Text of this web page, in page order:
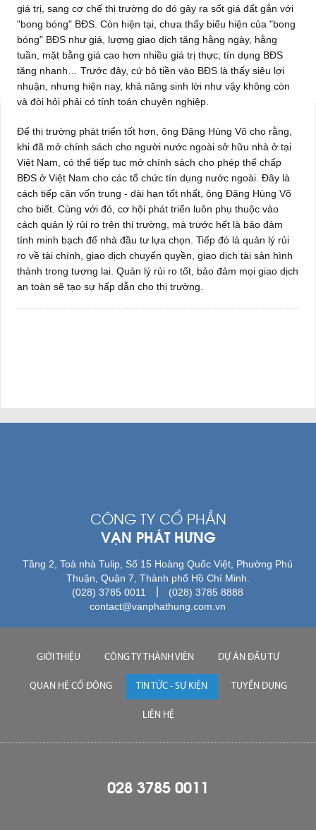
giá trị, sang cơ chế thị trường do đó gây ra sốt giá đất gắn với
"bong bóng" BĐS. Còn hiện tại, chưa thấy biểu hiện của "bong
bóng" BĐS như giá, lượng giao dịch tăng hằng ngày, hằng
tuần, mặt bằng giá cao hơn nhiều giá trị thực; tín dụng BĐS
tăng nhanh… Trước đây, cứ bỏ tiền vào BĐS là thấy siêu lợi
nhuận, nhưng hiện nay, khả năng sinh lời như vậy không còn
và đòi hỏi phải có tính toán chuyên nghiệp.
Để thị trường phát triển tốt hơn, ông Đặng Hùng Võ cho rằng,
khi đã mở chính sách cho người nước ngoài sở hữu nhà ở tại
Việt Nam, có thể tiếp tục mở chính sách cho phép thế chấp
BĐS ở Việt Nam cho các tổ chức tín dụng nước ngoài. Đây là
cách tiếp cận vốn trung - dài hạn tốt nhất, ông Đặng Hùng Võ
cho biết. Cùng với đó, cơ hội phát triển luôn phụ thuộc vào
cách quản lý rủi ro trên thị trường, mà trước hết là bảo đảm
tính minh bạch để nhà đầu tư lựa chọn. Tiếp đó là quản lý rủi
ro về tài chính, giao dịch chuyển quyền, giao dịch tài sản hình
thành trong tương lai. Quản lý rủi ro tốt, bảo đảm mọi giao dịch
an toàn sẽ tạo sự hấp dẫn cho thị trường.
CÔNG TY CỔ PHẦN
VẠN PHÁT HƯNG
Tầng 2, Toà nhà Tulip, Số 15 Hoàng Quốc Việt, Phường Phú
Thuận, Quận 7, Thành phố Hồ Chí Minh.
(028) 3785 0011
(028) 3785 8888
contact@vanphathung.com.vn
GIỚI THIỆU CÔNG TY THÀNH VIÊN DỰ ÁN ĐẦU TƯ
QUAN HỆ CỔ ĐÔNG TIN TỨC - SỰ KIỆN TUYỂN DỤNG
LIÊN HỆ
028 3785 0011